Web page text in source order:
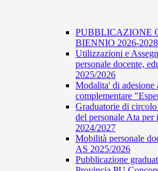
PUBBLICAZIONE
BIENNIO 2026-2028
Utilizzazioni e
personale docente,
2025/2026
Modalita' di adesione
complementare
Graduatorie di
del personale Ata
2024/2027
Mobilità personale
AS 2025/2026
Pubblicazione